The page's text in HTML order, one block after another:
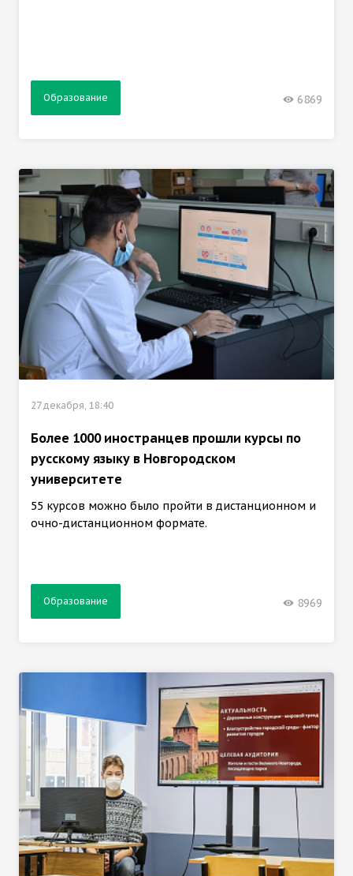
Образование 6869
27 декабря, 18:40
Более 1000 иностранцев прошли курсы по
русскому языку в Новгородском
университете
55 курсов можно было пройти в дистанционном и
очно-дистанционном формате.
Образование 8969